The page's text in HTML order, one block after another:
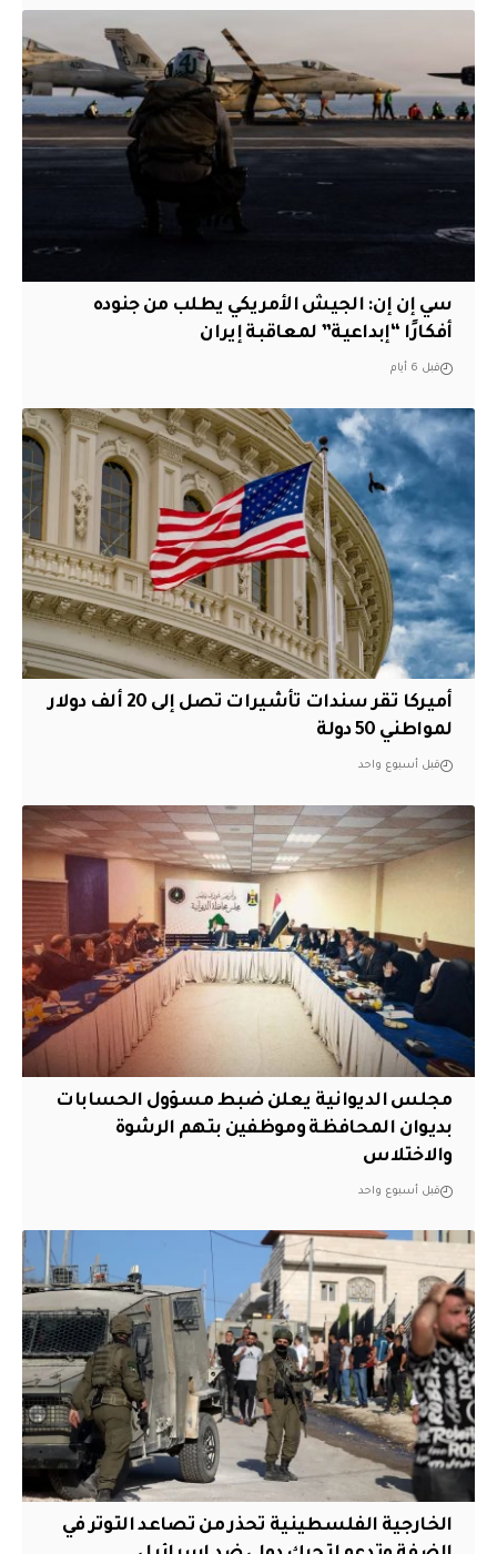
سي إن إن: الجيش الأمريكي يطلب من جنوده
أفكارًا “إبداعية” لمعاقبة إيران
قبل 6 أيام
أميركا تقر سندات تأشيرات تصل إلى 20 ألف دولار
لمواطني 50 دولة
قبل أسبوع واحد
مجلس الديوانية يعلن ضبط مسؤول الحسابات
بديوان المحافظة وموظفين بتهم الرشوة
والاختلاس
قبل أسبوع واحد
الخارجية الفلسطينية تحذر من تصاعد التوتر في